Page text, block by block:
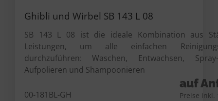
Ghibli und Wirbel SB 143 L 08
SB 143 L 08 ist die ideale Kombination aus
Leistungen, um alle einfachen
durchzuführen: Waschen, Entwachsen, Spray-
Aufpolieren und Shampoonieren
00-181BL-GH
auf
Preise inkl.